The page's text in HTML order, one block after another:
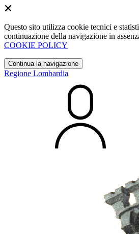
Questo sito utilizza cookie tecnici e
continuazione della navigazione in
COOKIE POLICY
Continua la navigazione
Regione Lombardia